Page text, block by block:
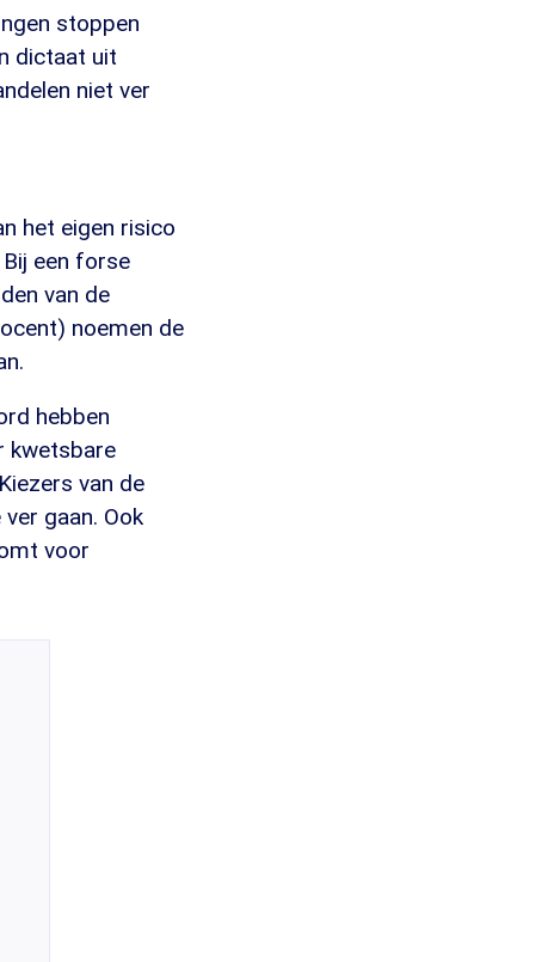
stoppen
dictaat uit
niet ver
het eigen risico
een forse
van de
noemen de
hebben
kwetsbare
van de
gaan. Ook
voor